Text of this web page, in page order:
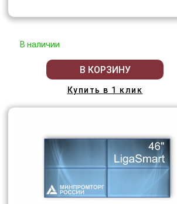
В наличии
В КОРЗИНУ
Купить в 1 клик